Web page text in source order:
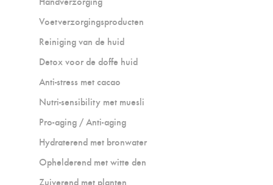
Voetverzorgingsproducten
Reiniging van de huid
Detox voor de doffe huid
Anti-stress met cacao
Nutri-sensibility met muesli
Pro-aging / Anti-aging
Hydraterend met bronwater
Ophelderend met witte den
Zuiverend met planten